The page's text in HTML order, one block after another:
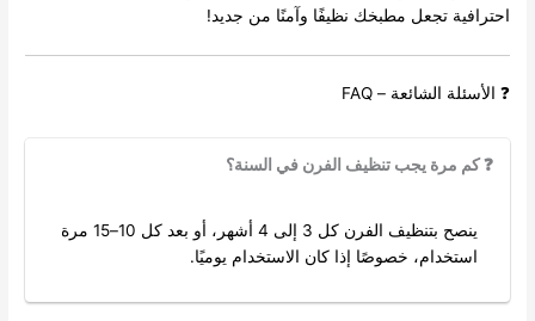
احترافية تجعل مطبخك نظيفًا وآمنًا من جديد!
❓ الأسئلة الشائعة – FAQ
❓ كم مرة يجب تنظيف الفرن في السنة؟
ينصح بتنظيف الفرن كل 3 إلى 4 أشهر، أو بعد كل 10–15 مرة
استخدام، خصوصًا إذا كان الاستخدام يوميًا.